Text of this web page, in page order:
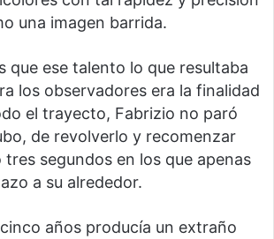
una imagen barrida.
que ese talento lo que resultaba
los observadores era la finalidad
el trayecto, Fabrizio no paró
de revolverlo y recomenzar
tres segundos en los que apenas
a su alrededor.
años producía un extraño